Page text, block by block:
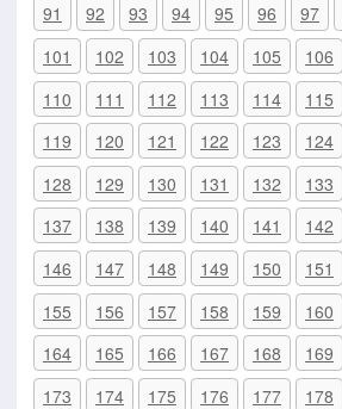
91
92 93 94 95 96 97
101
102 103 104 105 106
110
111 112 113 114 115
119
120 121 122 123 124
128
129 130 131 132 133
137
138 139 140 141 142
146
147 148 149 150 151
155
156 157 158 159 160
164
165 166 167 168 169
173
174 175 176 177 178